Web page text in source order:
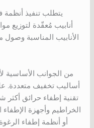
يتطلب تنفيذ أنظمة
أنابيب مُعقّدة لتوزيع
الأنابيب المناسبة وصول
من الجوانب الأساسية
أساليب تخفيف متعددة.
تقنية إطفاء حرائق أكثر
الخراطيم وأجهزة الإطفاء
أو أنظمة إطفاء